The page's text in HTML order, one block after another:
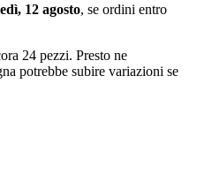
12 agosto, se ordini entro
24 pezzi. Presto ne
potrebbe subire variazioni se